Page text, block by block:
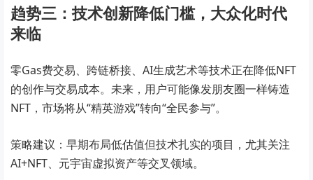
趋势三：技术创新降低门槛，大众化时代
来临
零Gas费交易、跨链桥接、AI生成艺术等技术正在降低NFT
的创作与交易成本。未来，用户可能像发朋友圈一样铸造
NFT，市场将从“精英游戏”转向“全民参与”。
策略建议：早期布局低估值但技术扎实的项目，尤其关注
AI+NFT、元宇宙虚拟资产等交叉领域。